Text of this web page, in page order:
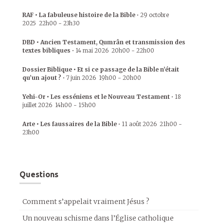
RAF • La fabuleuse histoire de la Bible • 29 octobre
2025 22h00 - 23h30
DBD • Ancien Testament, Qumrân et transmission des
textes bibliques • 14 mai 2026 20h00 - 22h00
Dossier Biblique • Et si ce passage de la Bible n’était
qu’un ajout ? • 7 juin 2026 19h00 - 20h00
Yehi-Or • Les esséniens et le Nouveau Testament • 18
juillet 2026 14h00 - 15h00
Arte • Les faussaires de la Bible • 11 août 2026 21h00 -
23h00
Questions
Comment s’appelait vraiment Jésus ?
Un nouveau schisme dans l’Église catholique